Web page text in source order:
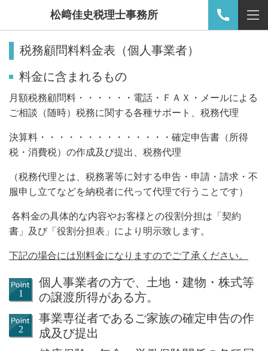
松﨑佳史税理士事務所
税務顧問料料金表（個人事業者）
料金に含まれるもの
月額税務顧問料・・・・・・電話・ＦＡＸ・メールによる
ご相談（随時）税務に関する各種サポート、税務代理
決算料・・・・・・・・・・・・・・確定申告書（所得
税・消費税）の作成及び提出、税務代理
（税務代理とは、税務署等に対する申告・申請・請求・不
服申し立てなどを納税者に代って代理で行うことです）
各料金の具体的な内容やお客様との役割分担は「契約
書」及び「役割分担表」により明示致します。
下記の場合には別料金になりますのでご了承ください。
個人事業者の方で、土地・建物・株式等
の譲渡所得がある方。
事業専従者であるご家族の確定申告の作
成及び提出